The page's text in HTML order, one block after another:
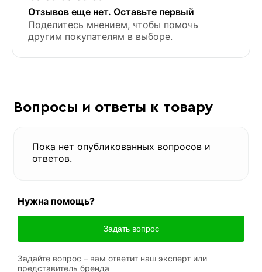
Отзывов еще нет. Оставьте первый
Поделитесь мнением, чтобы помочь
другим покупателям в выборе.
Вопросы и ответы к товару
Пока нет опубликованных вопросов и
ответов.
Нужна помощь?
Задать вопрос
Задайте вопрос – вам ответит наш эксперт или
представитель бренда